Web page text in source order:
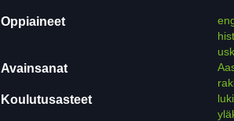
Oppiaineet
Avainsanat
Koulutusasteet